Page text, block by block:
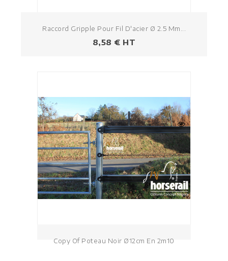
Raccord Gripple Pour Fil D'acier Ø 2.5 Mm...
Prezzo
8,58 € HT
Copy Of Poteau Noir Ø12cm En 2m10